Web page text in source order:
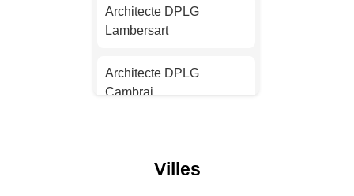
Architecte DPLG
Architecte DPLG
Architecte DPLG
Lambersart
Architecte DPLG
Cambrai
Villes